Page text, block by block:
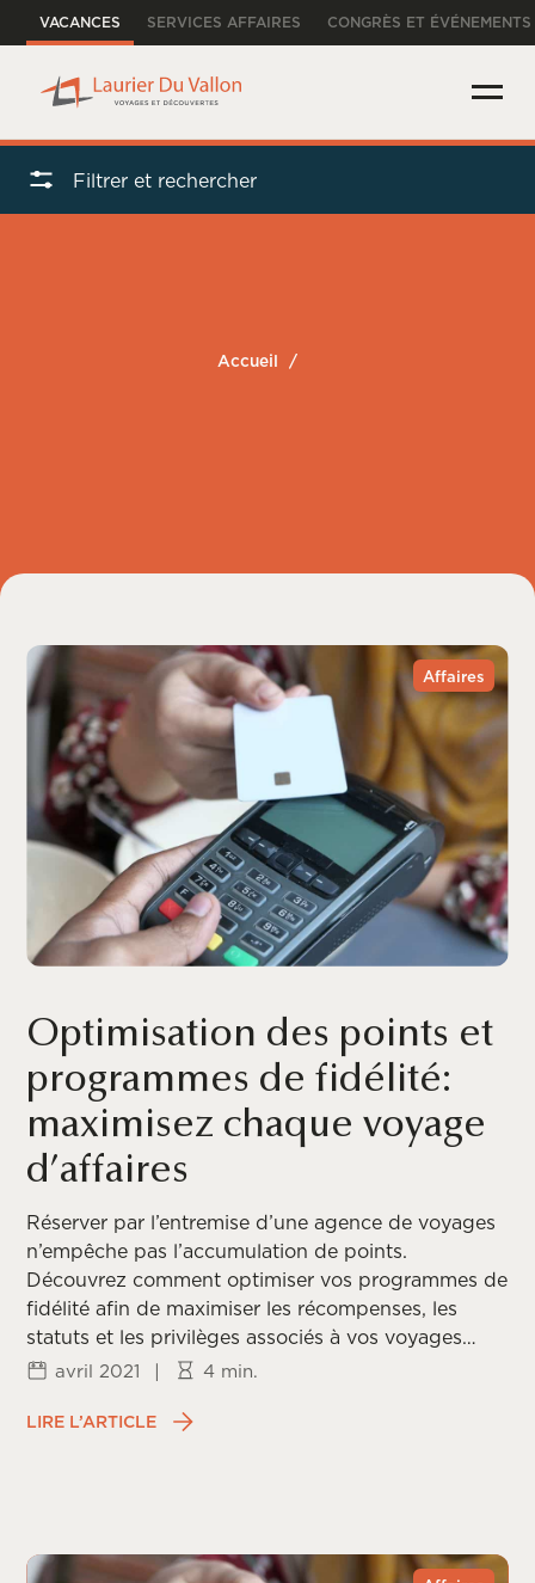
VACANCES SERVICES AFFAIRES CONGRÈS ET ÉVÉNEMENTS
Accueil /
Affaires
Optimisation des points et
programmes de fidélité:
maximisez chaque voyage
d’affaires
Réserver par l’entremise d’une agence de voyages
n’empêche pas l’accumulation de points.
Découvrez comment optimiser vos programmes de
fidélité afin de maximiser les récompenses, les
statuts et les privilèges associés à vos voyages
d’affaires.
avril 2021 | 4 min.
LIRE L’ARTICLE
Filtrer et rechercher